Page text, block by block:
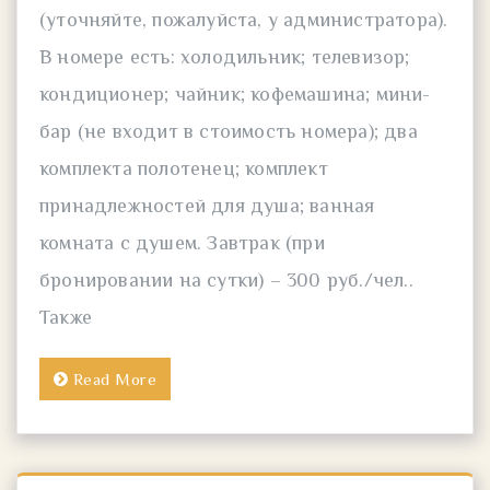
(уточняйте, пожалуйста, у администратора).
В номере есть: холодильник; телевизор;
кондиционер; чайник; кофемашина; мини-
бар (не входит в стоимость номера); два
комплекта полотенец; комплект
принадлежностей для душа; ванная
комната с душем. Завтрак (при
бронировании на сутки) – 300 руб./чел..
Также
Read More